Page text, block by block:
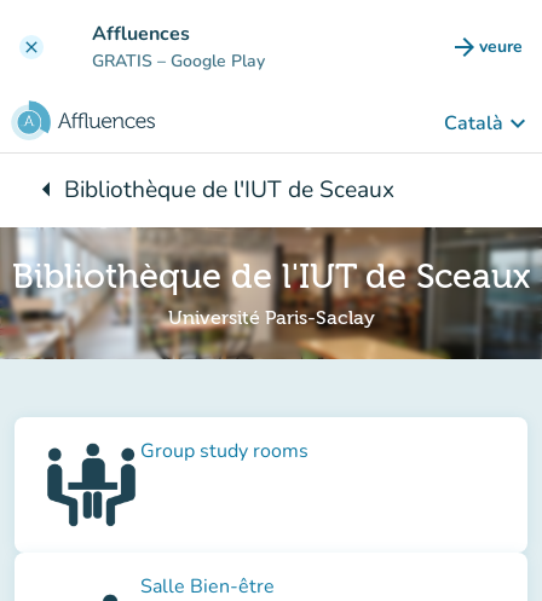
clear Affluences
GRATIS – Google Play arrow_forward veure
(new
Català keyboard_arrow_down
arrow_leftBack to:
Bibliothèque de l'IUT de Sceaux
Bibliothèque de l'IUT de Sceaux
Université Paris-Saclay
Group study rooms
Salle Bien-être